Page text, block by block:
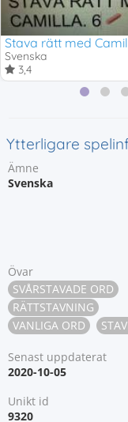
Stava rätt med
Svenska
3,4
Ytterligare
Ämne
Svenska
Övar
SVÅRSTAVADE ORD
RÄTTSTAVNING
VANLIGA ORD
Senast uppdaterat
2020-10-05
Unikt id
9320